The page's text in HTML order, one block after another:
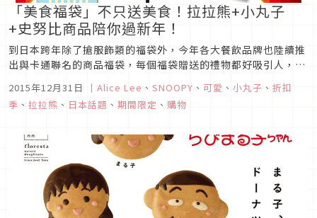
「美食福袋」不只送美食！拉拉熊+小丸子
+史努比商品陪你過新年！
到日本跨年除了搶服飾類的福袋外，今年各大餐飲品牌也陸續推
出與卡通聯名的商品福袋，每個福袋贈送的禮物都好吸引人，新
年就是要開心的吃吃喝喝，千萬不要錯過這些人氣卡通聯名款的
餐飲福袋囉！
2015年12月31日 ｜ Alice Lee 、 SNOOPY 、 可愛 、 小丸子 、 折扣
季 、 拉拉熊 、 日本話題 、 期間限定 、 購物